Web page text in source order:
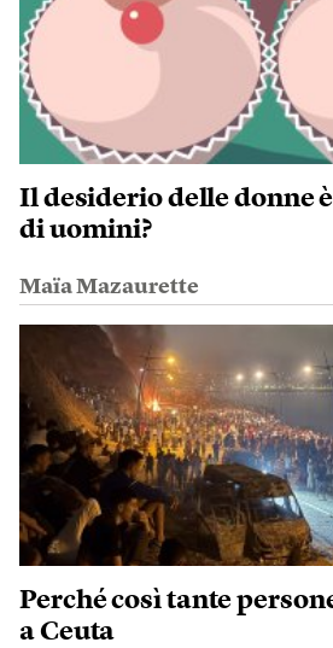
Il desiderio delle donne
di uomini?
Maïa Mazaurette
Perché così tante
a Ceuta